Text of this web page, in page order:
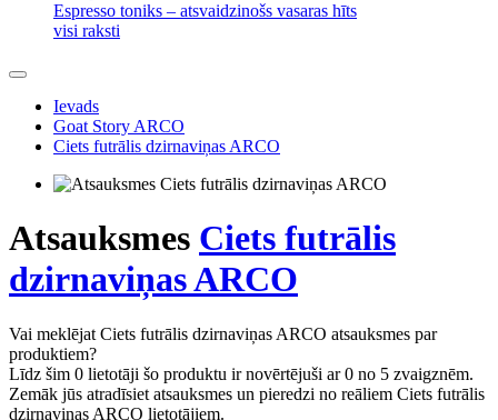
Espresso toniks – atsvaidzinošs vasaras hīts
visi raksti
Ievads
Goat Story ARCO
Ciets futrālis dzirnaviņas ARCO
Atsauksmes Ciets futrālis
dzirnaviņas ARCO
Vai meklējat Ciets futrālis dzirnaviņas ARCO atsauksmes par
produktiem?
Līdz šim 0 lietotāji šo produktu ir novērtējuši ar 0 no 5 zvaigznēm.
Zemāk jūs atradīsiet atsauksmes un pieredzi no reāliem Ciets futrālis
dzirnaviņas ARCO lietotājiem.